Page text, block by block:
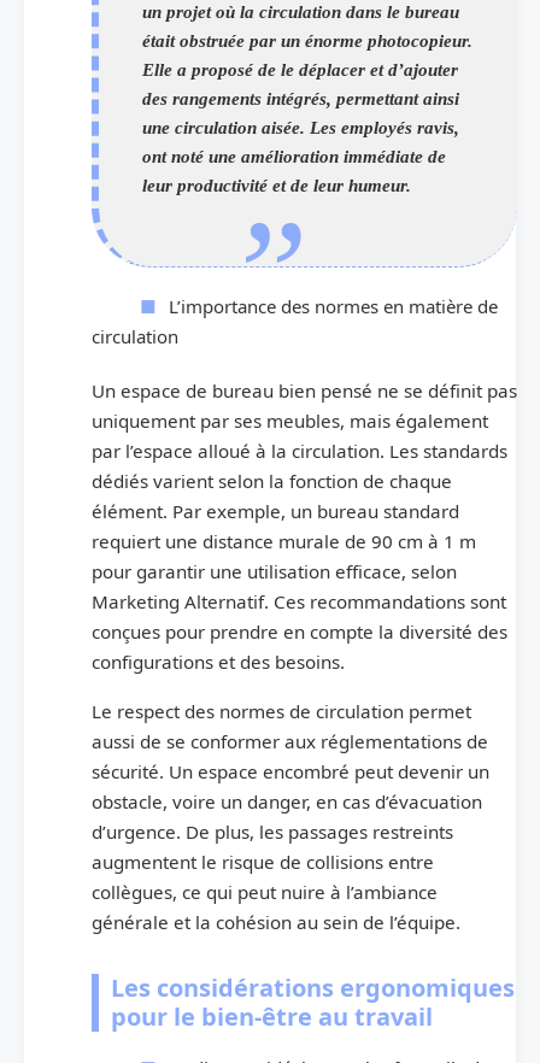
un projet où la circulation dans le bureau
était obstruée par un énorme photocopieur.
Elle a proposé de le déplacer et d’ajouter
des rangements intégrés, permettant ainsi
une circulation aisée. Les employés ravis,
ont noté une amélioration immédiate de
leur productivité et de leur humeur.
L’importance des normes en matière de
circulation
Un espace de bureau bien pensé ne se définit pas
uniquement par ses meubles, mais également
par l’espace alloué à la circulation. Les standards
dédiés varient selon la fonction de chaque
élément. Par exemple, un bureau standard
requiert une distance murale de 90 cm à 1 m
pour garantir une utilisation efficace, selon
Marketing Alternatif. Ces recommandations sont
conçues pour prendre en compte la diversité des
configurations et des besoins.
Le respect des normes de circulation permet
aussi de se conformer aux réglementations de
sécurité. Un espace encombré peut devenir un
obstacle, voire un danger, en cas d’évacuation
d’urgence. De plus, les passages restreints
augmentent le risque de collisions entre
collègues, ce qui peut nuire à l’ambiance
générale et la cohésion au sein de l’équipe.
Les considérations ergonomiques
pour le bien-être au travail